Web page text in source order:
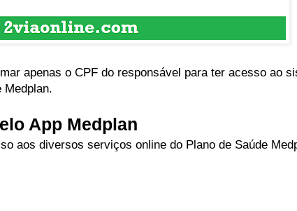
apenas o CPF do responsável para ter acesso ao
Medplan.
App Medplan
aos diversos serviços online do Plano de Saúde